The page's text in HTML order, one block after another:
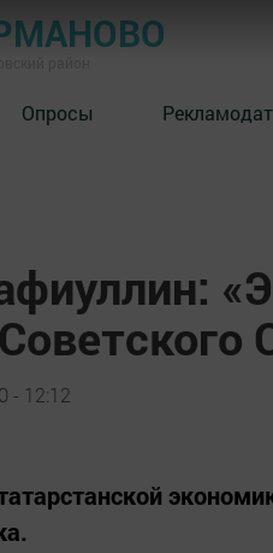
Опросы
- 12:12